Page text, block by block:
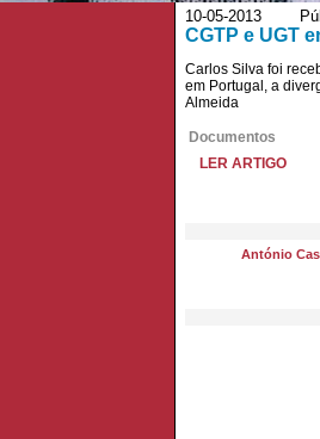
10-05-2013
CGTP e UGT
Carlos Silva foi
em Portugal, a
Almeida
Documentos
LER ARTIGO
António